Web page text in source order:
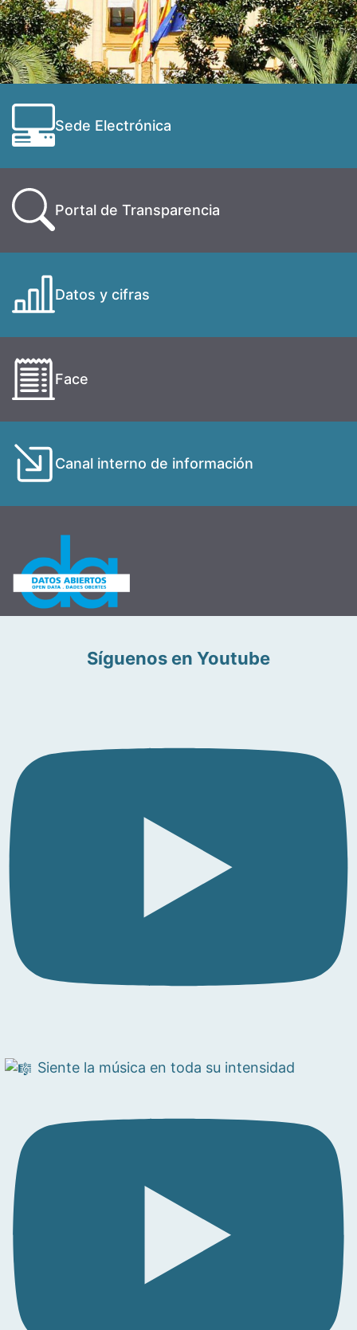
Sede Electrónica
Portal de Transparencia
Datos y cifras
Face
Canal interno de información
Síguenos en Youtube
Siente la música en toda su intensidad